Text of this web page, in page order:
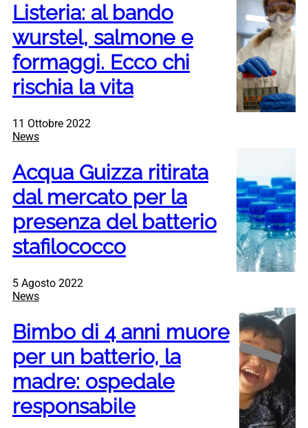
Listeria: al bando
wurstel, salmone e
formaggi. Ecco chi
rischia la vita
11 Ottobre 2022
News
Acqua Guizza ritirata
dal mercato per la
presenza del batterio
stafilococco
5 Agosto 2022
News
Bimbo di 4 anni muore
per un batterio, la
madre: ospedale
responsabile